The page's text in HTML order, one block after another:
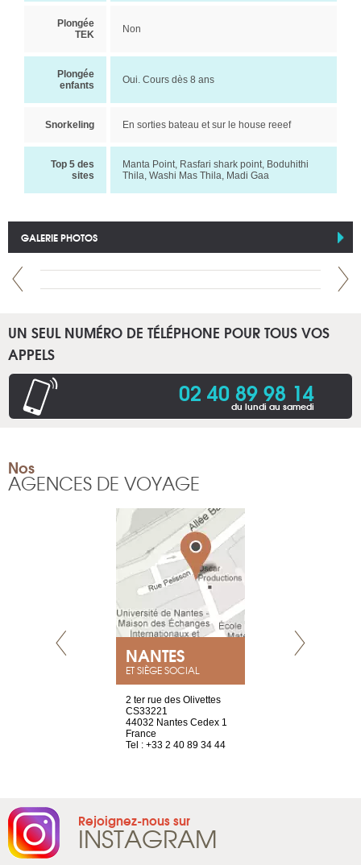
Plongée
TEK
Non
Plongée
enfants
Oui. Cours dès 8 ans
Snorkeling En sorties bateau et sur le house reeef
Top 5 des
sites
Manta Point, Rasfari shark point, Boduhithi
Thila, Washi Mas Thila, Madi Gaa
GALERIE PHOTOS
UN SEUL NUMÉRO DE TÉLÉPHONE POUR TOUS VOS
APPELS
02 40 89 98 14
du lundi au samedi
Nos
AGENCES DE VOYAGE
NANTES
ET SIÈGE SOCIAL
2 ter rue des Olivettes
CS33221
44032 Nantes Cedex 1
France
Tel : +33 2 40 89 34 44
Rejoignez-nous sur
INSTAGRAM